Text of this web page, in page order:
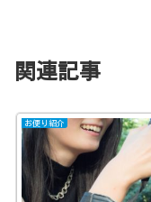
関連記事
お便り紹介